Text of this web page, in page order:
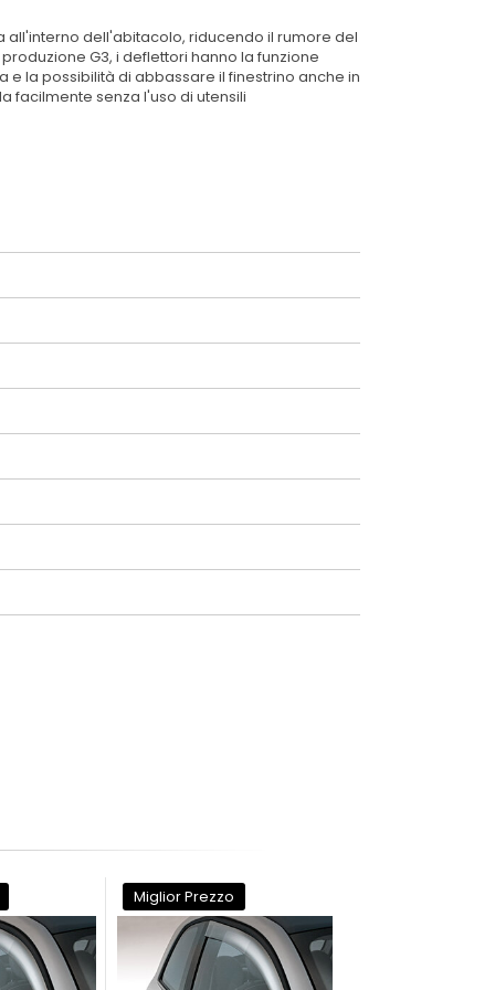
dell'abitacolo, riducendo il rumore del
G3, i deflettori hanno la funzione
la possibilità di abbassare il finestrino anche in
facilmente senza l'uso di utensili
Miglior Prezzo